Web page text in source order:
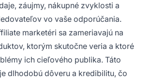
záujmy, nákupné zvyklosti a
vo vaše odporúčania.
marketéri sa zameriavajú na
ktorým skutočne veria a ktoré
ich cieľového publika. Táto
dlhodobú dôveru a kredibilitu, čo